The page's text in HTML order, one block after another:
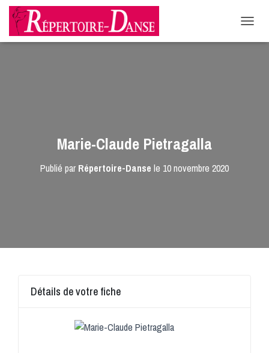
-->
É
Marie-Claude Pietragalla
Publié par Répertoire-Danse le 10 novembre 2020
Détails de votre fiche